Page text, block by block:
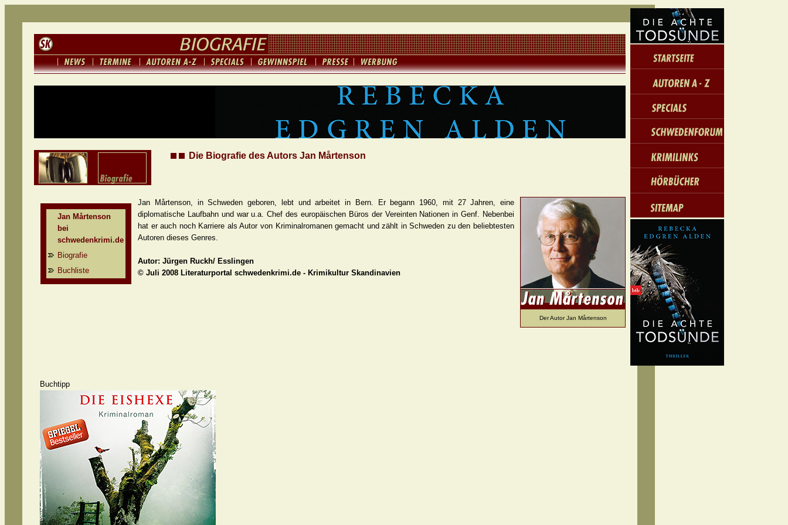
Die Biografie des Autors Jan Mårtenson
Der Autor Jan Mårtenson
Jan Mårtenson
bei
schwedenkrimi.de
Biografie
Buchliste
Jan Mårtenson, in Schweden geboren, lebt und arbeitet in Bern. Er begann 1960, mit 27 Jahren, eine
diplomatische Laufbahn und war u.a. Chef des europäischen Büros der Vereinten Nationen in Genf. Nebenbei
hat er auch noch Karriere als Autor von Kriminalromanen gemacht und zählt in Schweden zu den beliebtesten
Autoren dieses Genres.
Autor: Jürgen Ruckh/ Esslingen
© Juli 2008 Literaturportal schwedenkrimi.de - Krimikultur Skandinavien
Buchtipp